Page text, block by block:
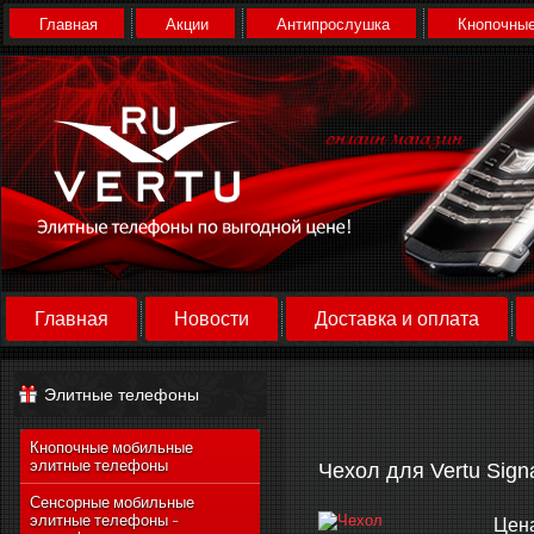
Главная Акции Антипрослушка
Главная Новости Доставка и оплата
Элитные телефоны
Кнопочные мобильные
элитные телефоны
Сенсорные мобильные
элитные телефоны -
Чехол для Vertu